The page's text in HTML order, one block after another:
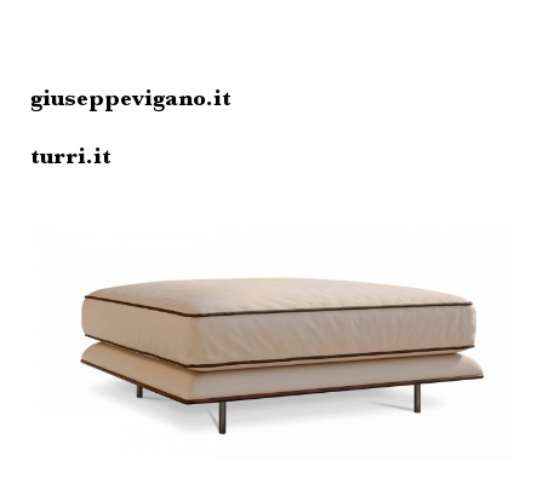
giuseppevigano.it
turri.it